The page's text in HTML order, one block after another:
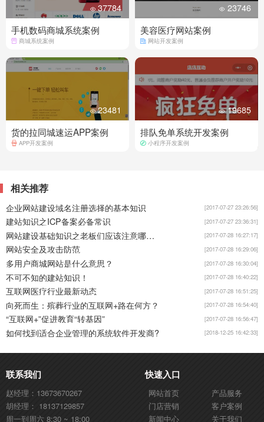
37784
手机数码商城系统案例
商城系统案例
23746
美容医疗网站案例
网站开发案例
23481
货的拉同城速运APP案例
APP开发案例
19685
排队免单系统开发案例
小程序开发案例
相关推荐
企业网站建设域名注册选择的基本知识 [2017-07-27 23:26:56]
建站知识之ICP备案必备常识 [2017-07-27 23:36:31]
网站建设基础知识之老板们应该注意哪些？ [2017-07-28 16:27:17]
网站安全及攻击防范 [2017-07-28 16:29:06]
多用户商城网站是什么意思？ [2017-07-28 16:30:04]
不可不知的建站知识！ [2017-07-28 16:40:22]
互联网医疗行业最新动态 [2017-07-28 16:51:25]
向死而生：殡葬行业的互联网+路在何方？ [2017-07-28 16:54:40]
“互联网+”促进教育“转基因” [2017-07-28 16:56:47]
如何找到适合企业管理的系统软件开发商? [2018-12-25 16:42:33]
联系我们
赵经理：13673670267
胡经理： 18137129857
周一到周六 8:30 ~ 18:00
快速入口
网站首页
产品服务
门店营销
客户案例
新闻中心
关于我们